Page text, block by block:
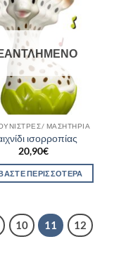
ΜΑΣΗΤΉΡΙΑ
ισορροπίας
20,90€
ΠΕΡΙΣΣΌΤΕΡΑ
10 11
12